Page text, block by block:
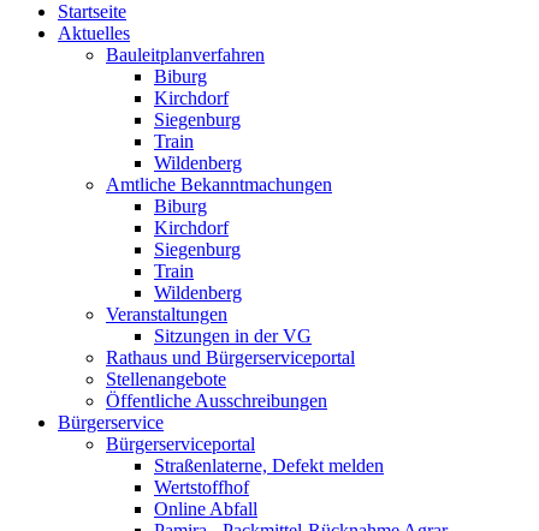
Startseite
Aktuelles
Bauleitplanverfahren
Biburg
Kirchdorf
Siegenburg
Train
Wildenberg
Amtliche Bekanntmachungen
Biburg
Kirchdorf
Siegenburg
Train
Wildenberg
Veranstaltungen
Sitzungen in der VG
Rathaus und Bürgerserviceportal
Stellenangebote
Öffentliche Ausschreibungen
Bürgerservice
Bürgerserviceportal
Straßenlaterne, Defekt melden
Wertstoffhof
Online Abfall